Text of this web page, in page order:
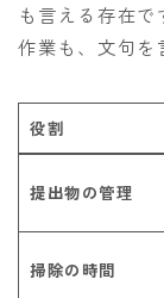
も言える存在
作業も、文句を
役割
提出物の管理
掃除の時間